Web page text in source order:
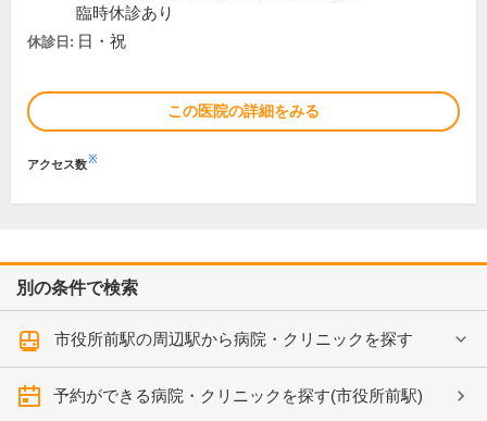
臨時休診あり
休診日: 日・祝
この医院の詳細をみる
アクセス数※
別の条件で検索
市役所前駅の周辺駅から病院・クリニックを探す
予約ができる病院・クリニックを探す(市役所前駅)